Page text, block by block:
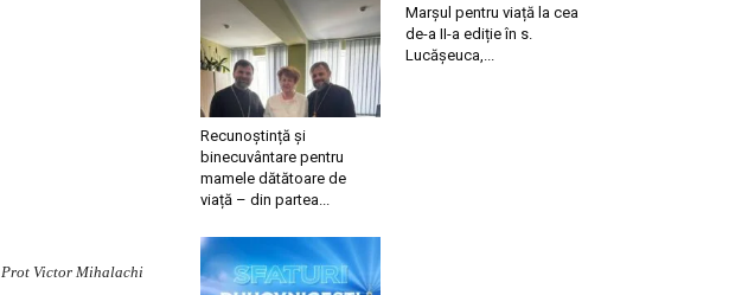
Prot Victor Mihalachi
Recunoștință și
binecuvântare pentru
mamele dătătoare de
viață – din partea...
Marșul pentru viață la cea
de-a II-a ediție în s.
Lucășeuca,...